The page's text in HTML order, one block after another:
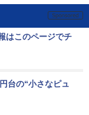
はこのページでチ
台の“小さなピュ